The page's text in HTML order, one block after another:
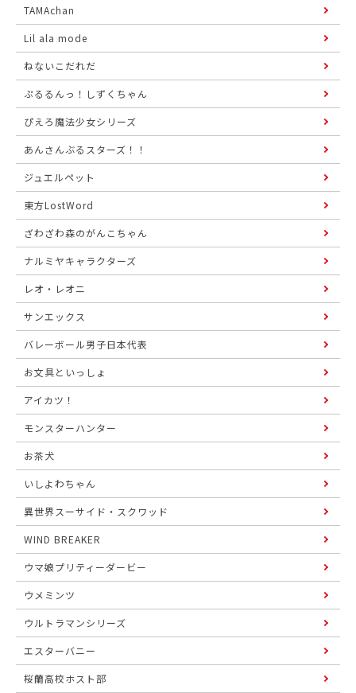
TAMAchan
Lil ala mode
ねないこだれだ
ぷるるんっ！しずくちゃん
ぴえろ魔法少女シリーズ
あんさんぶるスターズ！！
ジュエルペット
東方LostWord
ざわざわ森のがんこちゃん
ナルミヤキャラクターズ
レオ・レオニ
サンエックス
バレーボール男子日本代表
お文具といっしょ
アイカツ！
モンスターハンター
お茶犬
いしよわちゃん
異世界スーサイド・スクワッド
WIND BREAKER
ウマ娘プリティーダービー
ウメミンツ
ウルトラマンシリーズ
エスターバニー
桜蘭高校ホスト部